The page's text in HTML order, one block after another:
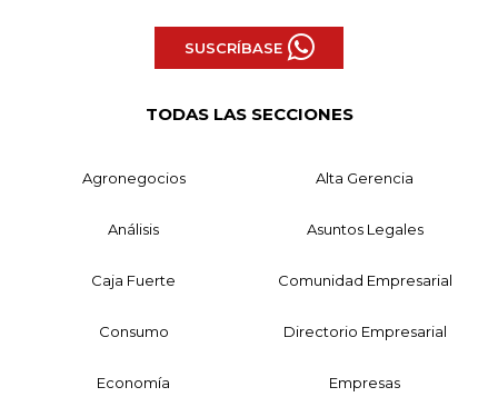
SUSCRÍBASE
TODAS LAS SECCIONES
Agronegocios Alta Gerencia
Análisis Asuntos Legales
Caja Fuerte Comunidad Empresarial
Consumo Directorio Empresarial
Economía Empresas